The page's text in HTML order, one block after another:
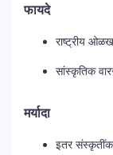
फायदे
राष्ट्रीय
सांस्कृतिक
मर्यादा
इतर